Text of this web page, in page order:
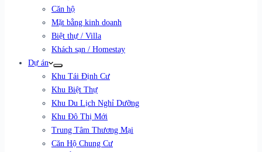
Căn hộ
Mặt bằng kinh doanh
Biệt thự / Villa
Khách sạn / Homestay
Dự án
Khu Tái Định Cư
Khu Biệt Thự
Khu Du Lịch Nghỉ Dưỡng
Khu Đô Thị Mới
Trung Tâm Thương Mại
Căn Hộ Chung Cư